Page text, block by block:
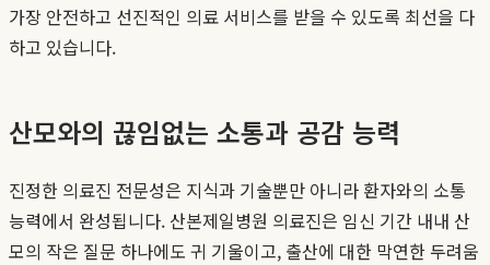
가장 안전하고 선진적인 의료 서비스를 받을 수 있도록 최선을 다
하고 있습니다.
산모와의 끊임없는 소통과 공감 능력
진정한 의료진 전문성은 지식과 기술뿐만 아니라 환자와의 소통
능력에서 완성됩니다. 산본제일병원 의료진은 임신 기간 내내 산
모의 작은 질문 하나에도 귀 기울이고, 출산에 대한 막연한 두려움